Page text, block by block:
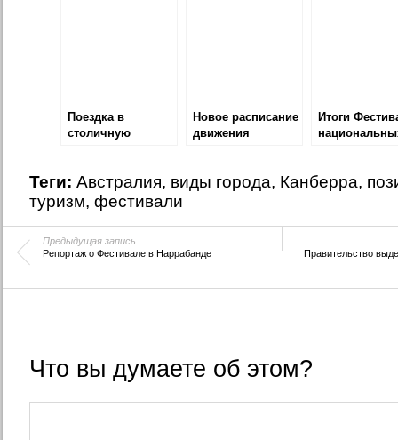
Поездка в
столичную
Новое расписание
движения
Итоги
Теги: Австралия, виды города, Канберра,
туризм, фестивали
Предыдущая запись
Репортаж о Фестивале в Наррабанде
Правительство
Что вы думаете об этом?